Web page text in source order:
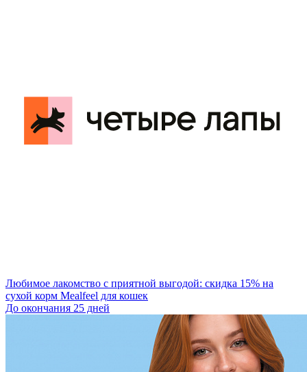
Любимое лакомство с приятной выгодой: скидка 15% на
сухой корм Mealfeel для кошек
До окончания 25 дней